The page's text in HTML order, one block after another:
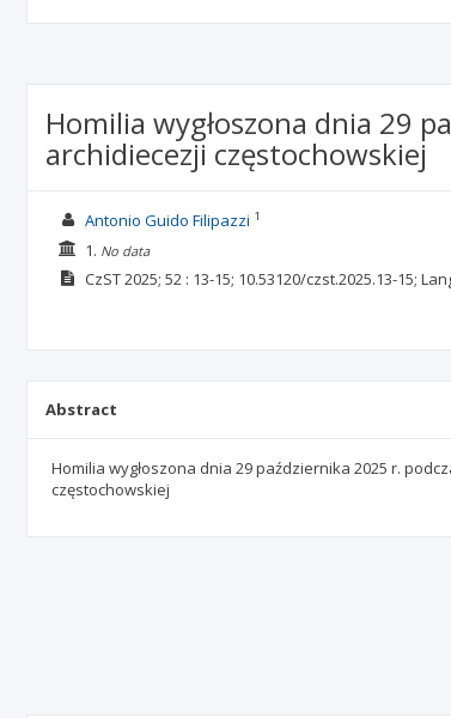
Homilia wygłoszona dnia 29
archidiecezji częstochowskiej
Antonio Guido Filipazzi 1
1. No data
CzST2025; 52 : 13-15; 10.53120/czst.2025.13-15;
Abstract
Homilia wygłoszona dnia 29 października 2025 r.
częstochowskiej